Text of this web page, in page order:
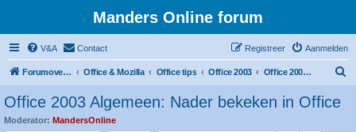
Manders Online forum
V&A Contact Aanmelden
Registreer
Forumoverzicht Office & Mozilla Office tips Office 2003 Office 2003 Algemeen
Office 2003 Algemeen: Nader bekeken in Office
Moderator: MandersOnline